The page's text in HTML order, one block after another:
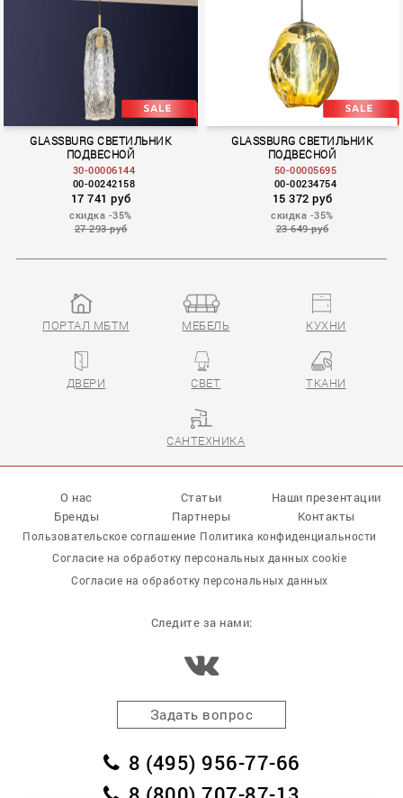
GLASSBURG СВЕТИЛЬНИК
ПОДВЕСНОЙ
30-00006144
00-00242158
17 741 руб
скидка -35%
27 293 руб
GLASSBURG СВЕТИЛЬНИК
ПОДВЕСНОЙ
50-00005695
00-00234754
15 372 руб
скидка -35%
23 649 руб
ПОРТАЛ МБТМ МЕБЕЛЬ КУХНИ
ДВЕРИ СВЕТ ТКАНИ
САНТЕХНИКА
О нас Статьи
Наши презентации
Бренды
Партнеры Контакты
Пользовательское соглашение Политика конфиденциальности
Согласие на обработку персональных данных cookie
Согласие на обработку персональных данных
Следите за нами:
Задать вопрос
8 (495) 956-77-66